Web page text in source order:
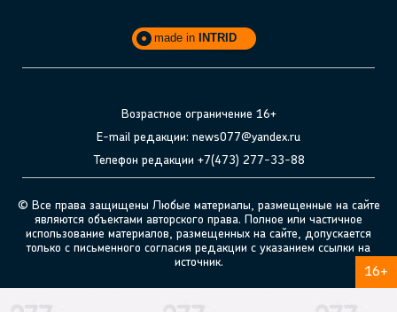
made in INTRID
Возрастное ограничение 16+
E-mail редакции: news077@yandex.ru
Телефон редакции +7(473) 277-33-88
© Все права защищены Любые материалы, размещенные на сайте
являются объектами авторского права. Полное или частичное
использование материалов, размещенных на сайте, допускается
только с письменного согласия редакции с указанием ссылки на
источник.
16+